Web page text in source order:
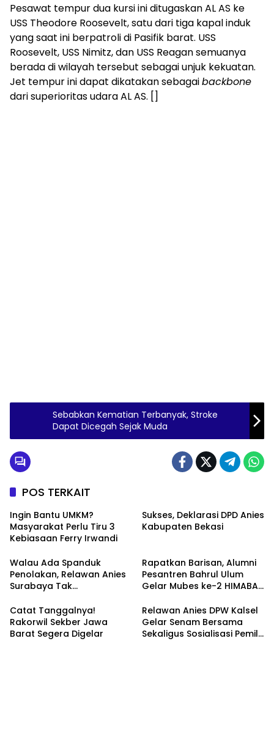
Pesawat tempur dua kursi ini ditugaskan AL AS ke
USS Theodore Roosevelt, satu dari tiga kapal induk
yang saat ini berpatroli di Pasifik barat. USS
Roosevelt, USS Nimitz, dan USS Reagan semuanya
berada di wilayah tersebut sebagai unjuk kekuatan.
Jet tempur ini dapat dikatakan sebagaibackbone
dari superioritas udara AL AS. []
Sebabkan Kematian Terbanyak, Stroke
Dapat Dicegah Sejak Muda
POS TERKAIT
Ingin Bantu UMKM?
Masyarakat Perlu Tiru 3
Kebiasaan Ferry Irwandi
Sukses, Deklarasi DPD Anies
Kabupaten Bekasi
Walau Ada Spanduk
Penolakan, Relawan Anies
Surabaya Tak
Rapatkan Barisan, Alumni
Pesantren Bahrul Ulum
Gelar Mubes ke-2 HIMABAS
Semarang
Catat Tanggalnya!
Rakorwil Sekber Jawa
Barat Segera Digelar
Relawan Anies DPW Kalsel
Gelar Senam Bersama
Sekaligus Sosialisasi Pemilu